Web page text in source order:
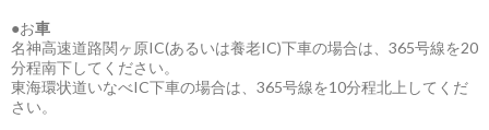
ン
●お車
名神高速道路関ヶ原IC(あるいは養老IC)下車の場合は、365号線を20
分程南下してください。
東海環状道いなべIC下車の場合は、365号線を10分程北上してくだ
さい。